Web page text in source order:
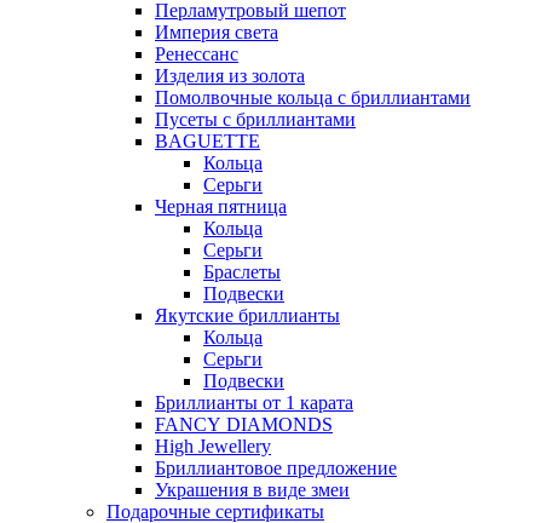
Перламутровый шепот
Империя света
Ренессанс
Изделия из золота
Помолвочные кольца с бриллиантами
Пусеты с бриллиантами
BAGUETTE
Кольца
Серьги
Черная пятница
Кольца
Серьги
Браслеты
Подвески
Якутские бриллианты
Кольца
Серьги
Подвески
Бриллианты от 1 карата
FANCY DIAMONDS
High Jewellery
Бриллиантовое предложение
Украшения в виде змеи
Подарочные сертификаты